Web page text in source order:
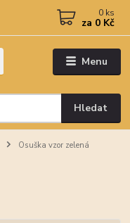
Menu
Hledat
0 ks
za 0 Kč
Osuška vzor zelená